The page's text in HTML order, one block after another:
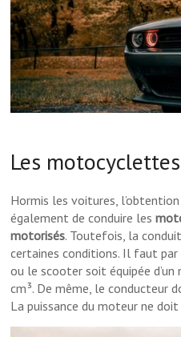
Les
Hormis les voitures,
également de conduire les
motorisés. Toutefois, la
certaines conditions. Il faut
ou le scooter soit équipée d’un
cm³. De même, le conducteur
La puissance du moteur ne doit